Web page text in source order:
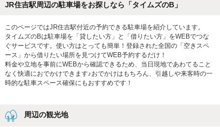
JR住吉駅周辺の駐車場をお探しなら「タイムズのB」
このページではJR住吉駅付近の予約できる駐車場を紹介しています。
タイムズのBは駐車場を「貸したい方」と「借りたい方」をWEBでつな
ぐサービスです。使い方はとっても簡単！登録された全国の「空きスペ
ース」から借りたい場所を見つけてWEB予約するだけ！
料金や立地を事前にWEBから確認できるため、当日現地であわてること
なく快適におでかけできます♪おでかけはもちろん、引越しや来客時の一
時的な駐車スペース確保にもおすすめです！
周辺の観光地